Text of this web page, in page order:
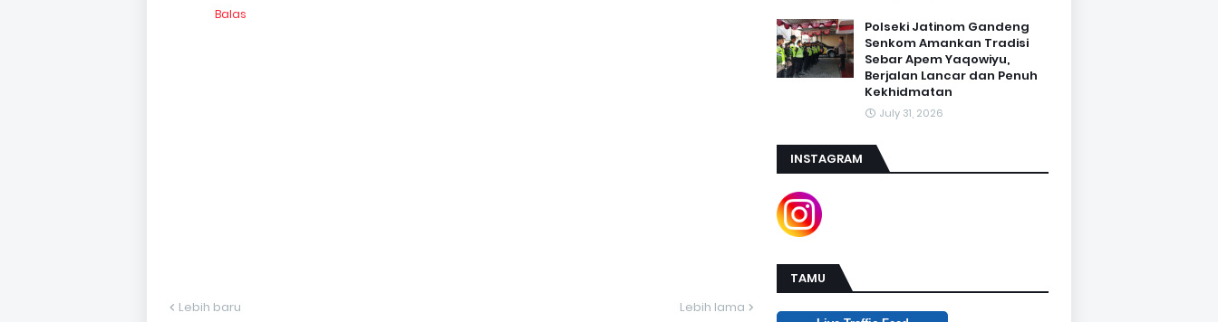
Balas
Lebih baru Lebih lama
Polseki Jatinom Gandeng
Senkom Amankan Tradisi
Sebar Apem Yaqowiyu,
Berjalan Lancar dan Penuh
Kekhidmatan
July 31, 2026
INSTAGRAM
TAMU